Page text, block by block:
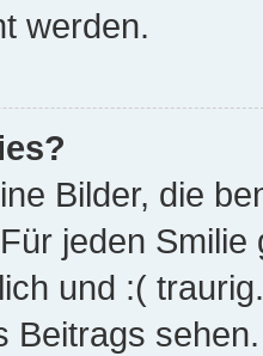
werden.
Bilder, die
jeden
und :(
Beitrags